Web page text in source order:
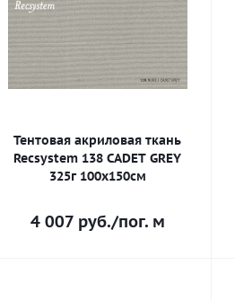
Тентовая акриловая ткань
Recsystem 138 CADET GREY
325г 100х150см
4 007руб./пог. м